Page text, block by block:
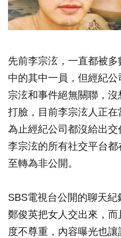
先前李宗泫，一直都被
中的其中一員，但經紀
宗泫和事件絕無關聯，
打臉，目前李宗泫人正
為止經紀公司都沒給出交
李宗泫的所有社交平台
至轉為非公開。
SBS電視台公開的聊天
鄭俊英把女人交出來，
度不尊重，內容曝光也